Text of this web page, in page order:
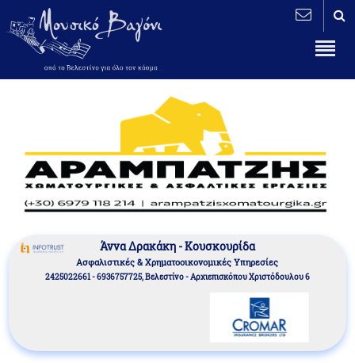
Άννα Δρακάκη - Κουσκουρίδα
Aσφαλιστικές & Χρηματοοικονομικές Υπηρεσίες
2425022661 - 6936757725, Βελεστίνο - Αρχιεπισκόπου Χριστόδουλου 6